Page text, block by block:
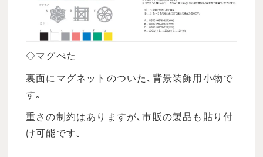
◇マグぺた
裏面にマグネットのついた､背景装飾用小物で
す｡
重さの制約はありますが､市販の製品も貼り付
け可能です｡